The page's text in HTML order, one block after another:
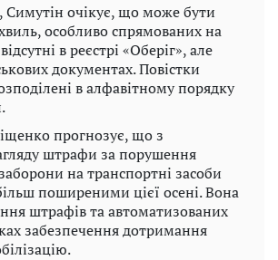
Симутін очікує, що може бути
особливо спрямованих на
в реєстрі «Оберіг», але
документах. Повістки
в алфавітному порядку
прогнозує, що з
штрафи за порушення
на транспортні засоби
поширеними цієї осені. Вона
штрафів та автоматизованих
забезпечення дотримання